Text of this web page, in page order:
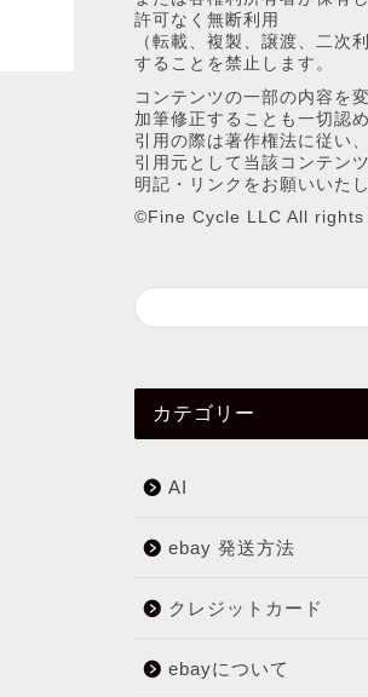
許可なく無断利用
（転載、複製、譲渡、二次
することを禁止します。
コンテンツの一部の内容を
加筆修正することも一切認
引用の際は著作権法に従い、
引用元として当該コンテン
明記・リンクをお願いいたし
©︎Fine Cycle LLC All rights
カテゴリー
AI
ebay 発送方法
クレジットカード
ebayについて